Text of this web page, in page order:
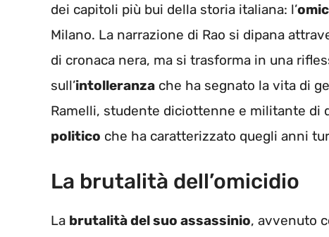
dei capitoli più bui della storia italiana: l’
Milano. La narrazione di Rao si dipana
di cronaca nera, ma si trasforma in una
sull’intolleranza che ha segnato la vita di
Ramelli, studente diciottenne e militante di
politico che ha caratterizzato quegli anni
La brutalità dell’omicidio
La brutalità del suo assassinio, avvenuto